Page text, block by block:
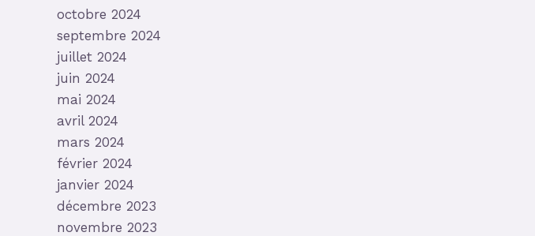
octobre 2024
septembre 2024
juillet 2024
juin 2024
mai 2024
avril 2024
mars 2024
février 2024
janvier 2024
décembre 2023
novembre 2023